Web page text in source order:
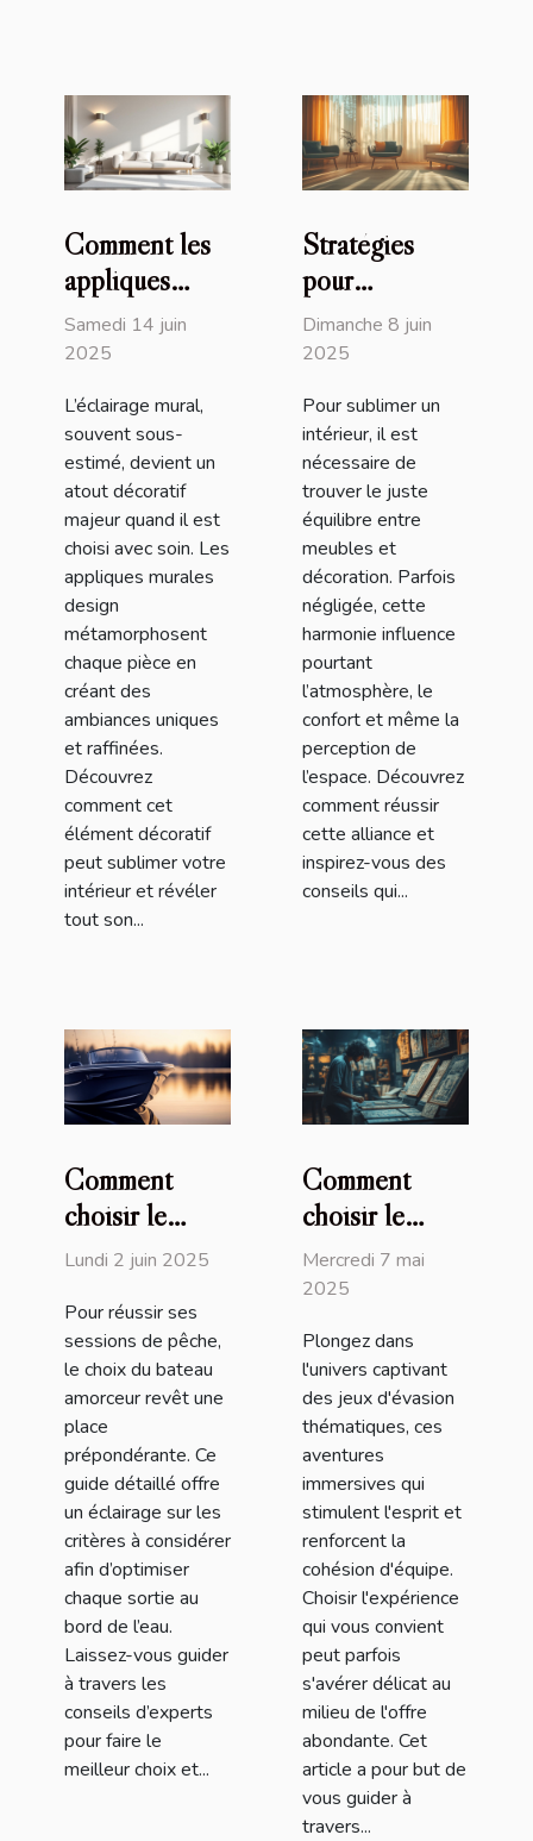
Comment les
appliques
murales design
transforment
votre intérieur
Samedi 14 juin
2025
L’éclairage mural,
souvent sous-
estimé, devient un
atout décoratif
majeur quand il est
choisi avec soin. Les
appliques murales
design
métamorphosent
chaque pièce en
créant des
ambiances uniques
et raffinées.
Découvrez
comment cet
élément décoratif
peut sublimer votre
intérieur et révéler
tout son...
Stratégies
pour
harmoniser
vos meubles
décoration
intérieure
Dimanche 8 juin
2025
Pour sublimer un
intérieur, il est
nécessaire de
trouver le juste
équilibre entre
meubles et
décoration. Parfois
négligée, cette
harmonie influence
pourtant
l’atmosphère, le
confort et même la
perception de
l’espace. Découvrez
comment réussir
cette alliance et
inspirez-vous des
conseils qui...
Comment
choisir le
meilleur
amorceur pour
vos sessions
de pêche
Lundi 2 juin 2025
Pour réussir ses
sessions de pêche,
le choix du bateau
amorceur revêt une
place
prépondérante. Ce
guide détaillé offre
un éclairage sur les
critères à considérer
afin d’optimiser
chaque sortie au
bord de l’eau.
Laissez-vous guider
à travers les
conseils d’experts
pour faire le
meilleur choix et...
Comment
choisir le
meilleur jeu
d'évasion
pour votre
prochaine
aventure
Mercredi 7 mai
2025
Plongez dans
l'univers captivant
des jeux d'évasion
thématiques, ces
aventures
immersives qui
stimulent l'esprit et
renforcent la
cohésion d'équipe.
Choisir l'expérience
qui vous convient
peut parfois
s'avérer délicat au
milieu de l'offre
abondante. Cet
article a pour but de
vous guider à
travers...